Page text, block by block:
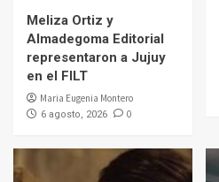
Meliza Ortiz y
Almadegoma Editorial
representaron a Jujuy
en el FILT
Maria Eugenia Montero
6 agosto, 2026 0